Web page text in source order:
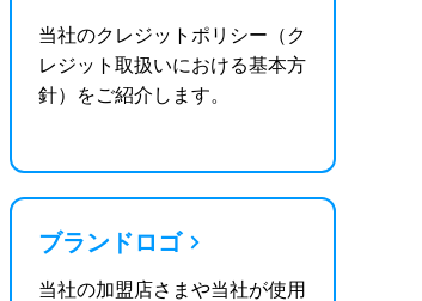
当社のクレジットポリシー（ク
レジット取扱いにおける基本方
針）をご紹介します。
ブランドロゴ
当社の加盟店さまや当社が使用